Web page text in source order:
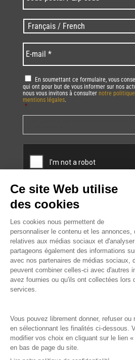
/
Zip
code
* *
Langues
/
Language *
mail *
RGPD *
En soumettant ce formulaire, vous
qui ont pour but de vous informer sur nos
nous vous invitons à consulter notre
mentions légales.
*
Famille Lafage
RGPD – Politique de